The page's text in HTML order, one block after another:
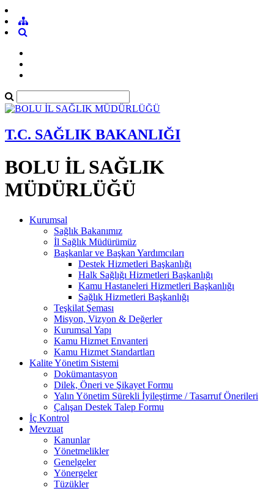
T.C. SAĞLIK BAKANLIĞI
BOLU İL SAĞLIK
MÜDÜRLÜĞÜ
Kurumsal
Sağlık Bakanımız
İl Sağlık Müdürümüz
Başkanlar ve Başkan Yardımcıları
Destek Hizmetleri Başkanlığı
Halk Sağlığı Hizmetleri Başkanlığı
Kamu Hastaneleri Hizmetleri Başkanlığı
Sağlık Hizmetleri Başkanlığı
Teşkilat Şeması
Misyon, Vizyon & Değerler
Kurumsal Yapı
Kamu Hizmet Envanteri
Kamu Hizmet Standartları
Kalite Yönetim Sistemi
Dokümantasyon
Dilek, Öneri ve Şikayet Formu
Yalın Yönetim Sürekli İyileştirme / Tasarruf Önerileri
Çalışan Destek Talep Formu
İç Kontrol
Mevzuat
Kanunlar
Yönetmelikler
Genelgeler
Yönergeler
Tüzükler